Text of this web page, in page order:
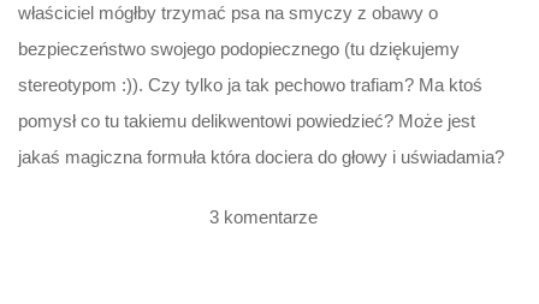
właściciel mógłby trzymać psa na smyczy z obawy o
bezpieczeństwo swojego podopiecznego (tu dziękujemy
stereotypom :)). Czy tylko ja tak pechowo trafiam? Ma ktoś
pomysł co tu takiemu delikwentowi powiedzieć? Może jest
jakaś magiczna formuła która dociera do głowy i uświadamia?
3 komentarze